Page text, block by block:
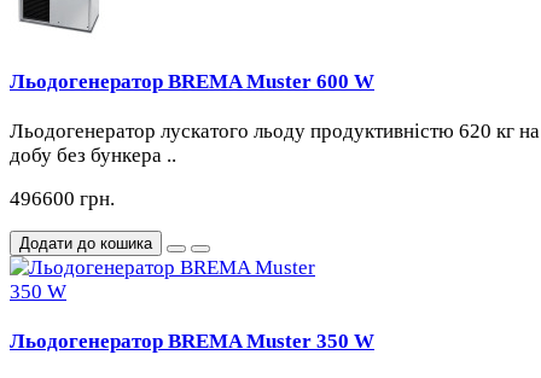
Льодогенератор BREMA Muster 600 W
Льодогенератор лускатого льоду продуктивністю 620 кг на
добу без бункера ..
496600 грн.
Додати до кошика
Льодогенератор BREMA Muster 350 W